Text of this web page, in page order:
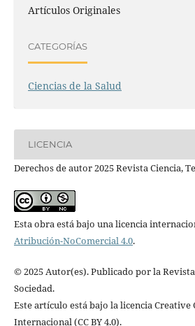
Artículos Originales
CATEGORÍAS
Ciencias de la Salud
LICENCIA
Derechos de autor 2025 Revista Ciencia,
Esta obra está bajo una licencia
Atribución-NoComercial 4.0.
© 2025 Autor(es). Publicado por la
Sociedad.
Este artículo está bajo la licencia
Internacional (CC BY 4.0).